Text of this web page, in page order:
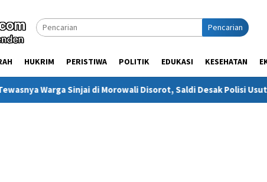
Pencarian
HUKRIM PERISTIWA POLITIK EDUKASI KESEHATAN
Disorot, Saldi Desak Polisi Usut Tuntas Warga Sinjai